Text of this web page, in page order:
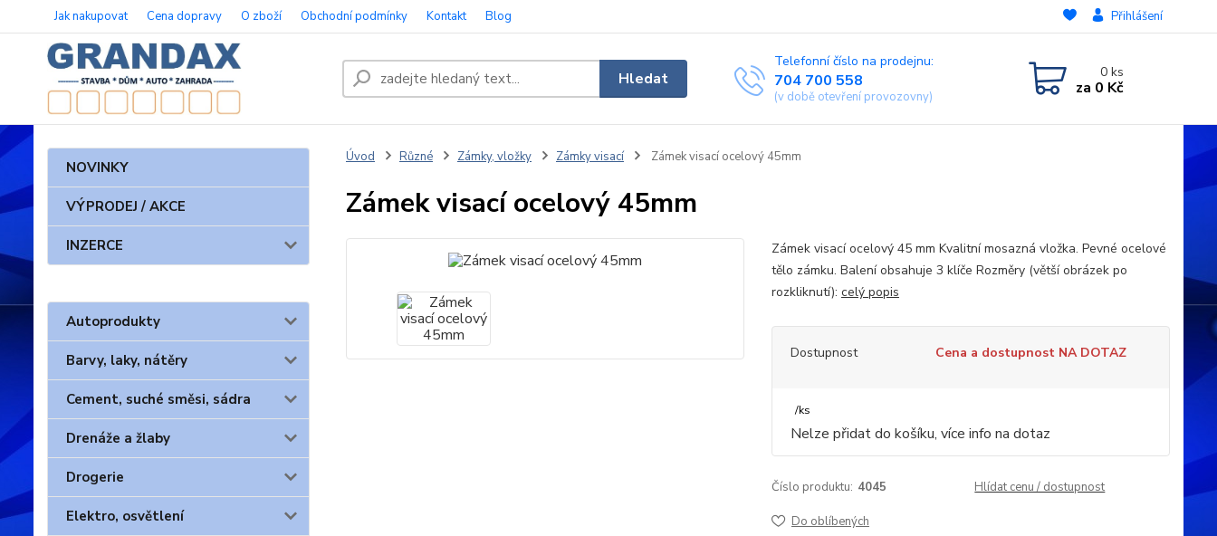
Jak nakupovat Cena dopravy O zboží Obchodní podmínky Kontakt Blog Přihlášení
Hledat
Telefonní číslo na prodejnu:
704 700 558
(v době otevření provozovny)
0ks
za 0 Kč
NOVINKY
VÝPRODEJ / AKCE
INZERCE
Autoprodukty
Barvy, laky, nátěry
Cement, suché směsi, sádra
Drenáže a žlaby
Drogerie
Elektro, osvětlení
Úvod Různé Zámky, vložky Zámky visací Zámek visací ocelový 45mm
Zámek visací ocelový 45mm
Zámek visací ocelový 45 mm Kvalitní mosazná vložka. Pevné ocelové
tělo zámku. Balení obsahuje 3 klíče Rozměry (větší obrázek po
rozkliknutí): celý popis
Dostupnost Cena a dostupnost NA DOTAZ
/ks
Nelze přidat do košíku, více info na dotaz
Číslo produktu: 4045 Hlídat cenu / dostupnost
Do oblíbených